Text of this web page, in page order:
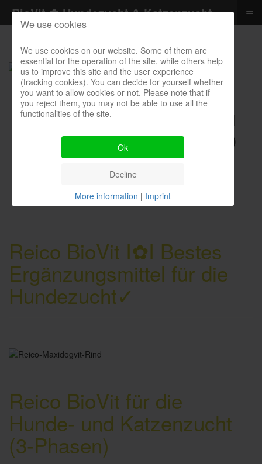
Kontakthotline I Bestellung I
Kosten I Beratung: 04385 900
9299
Reico BioVit I✿I Bestes
Ergänzungsmittel für die
Hundezucht✓
Reico BioVit für die
Hunde- und Katzenzucht
(3-Phasen)
We use cookies
We use cookies on our website. Some of them are
essential for the operation of the site, while others help
us to improve this site and the user experience
(tracking cookies). You can decide for yourself whether
you want to allow cookies or not. Please note that if
you reject them, you may not be able to use all the
functionalities of the site.
Ok
Decline
More information | Imprint
BioVit ✿ Hundezucht & Katzenzucht ≡